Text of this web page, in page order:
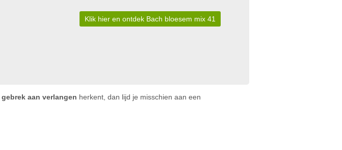
Klik hier en ontdek Bach bloesem mix 41
gebrek aan verlangen herkent, dan lijd je misschien aan een